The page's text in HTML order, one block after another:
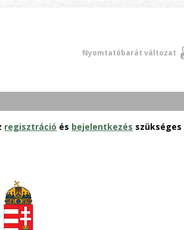
Nyomtatóbarát változat
regisztráció és bejelentkezés szükséges